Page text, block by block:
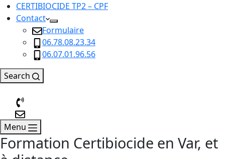
CERTIBIOCIDE TP2 – CPF
Contact
Formulaire
06.78.08.23.34
06.07.01.96.56
Search
Menu
Formation Certibiocide en Var, et